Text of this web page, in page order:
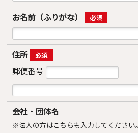
お名前（ふりがな） 必須
住所 必須
郵便番号
会社・団体名
※法人の方はこちらも入力してください。